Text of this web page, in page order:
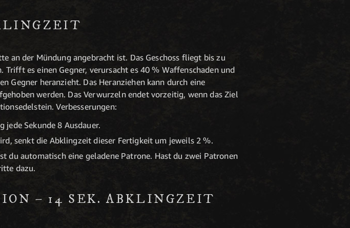
an der Mündung angebracht ist. Das Geschoss fliegt bis zu
es einen Gegner, verursacht es 40 % Waffenschaden und
Gegner heranzieht. Das Heranziehen kann durch eine
werden. Das Verwurzeln endet vorzeitig, wenn das Ziel
Verbesserungen:
jede Sekunde 8 Ausdauer.
senkt die Abklingzeit dieser Fertigkeit um jeweils 2 %.
du automatisch eine geladene Patrone. Hast du zwei Patronen
dazu.
– 14 SEK. ABKLINGZEIT